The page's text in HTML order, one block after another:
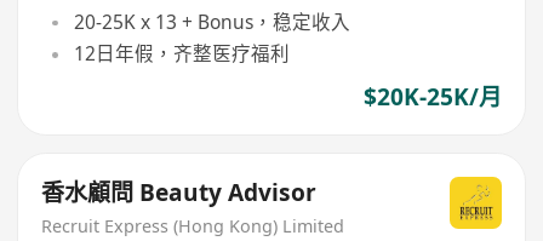
20-25K x 13 + Bonus，稳定收入
12日年假，齐整医疗福利
$20K-25K/月
香水顧問 Beauty Advisor
Recruit Express (Hong Kong) Limited